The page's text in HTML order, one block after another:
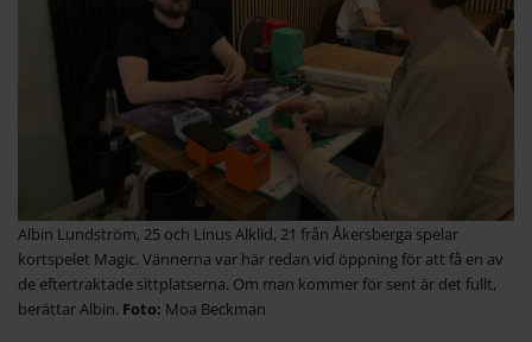
Albin Lundström, 25 och Linus Alklid, 21 från Åkersberga spelar
kortspelet Magic. Vännerna var här redan vid öppning för att få en av
de eftertraktade sittplatserna. Om man kommer för sent är det fullt,
berättar Albin.
Moa Beckman